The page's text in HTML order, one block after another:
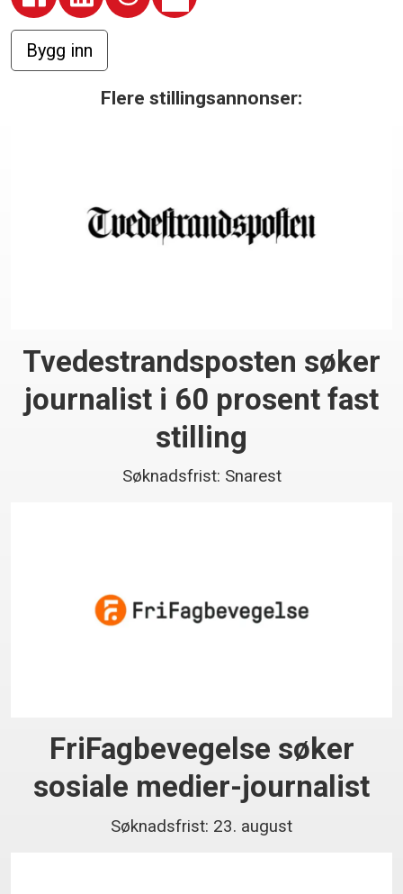
Flere stillingsannonser:
Tvedestrandsposten søker
journalist i 60 prosent fast
stilling
Søknadsfrist: Snarest
FriFagbevegelse søker
sosiale medier-journalist
Søknadsfrist: 23. august